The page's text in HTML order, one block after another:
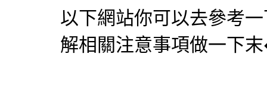
以下網站你可以去參考
解相關注意事項做一下